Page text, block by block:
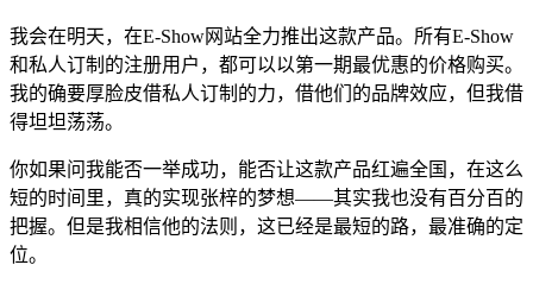
我会在明天，在E-Show网站全力推出这款产品。所有E-Show
和私人订制的注册用户，都可以以第一期最优惠的价格购买。
我的确要厚脸皮借私人订制的力，借他们的品牌效应，但我借
得坦坦荡荡。
你如果问我能否一举成功，能否让这款产品红遍全国，在这么
短的时间里，真的实现张梓的梦想——其实我也没有百分百的
把握。但是我相信他的法则，这已经是最短的路，最准确的定
位。